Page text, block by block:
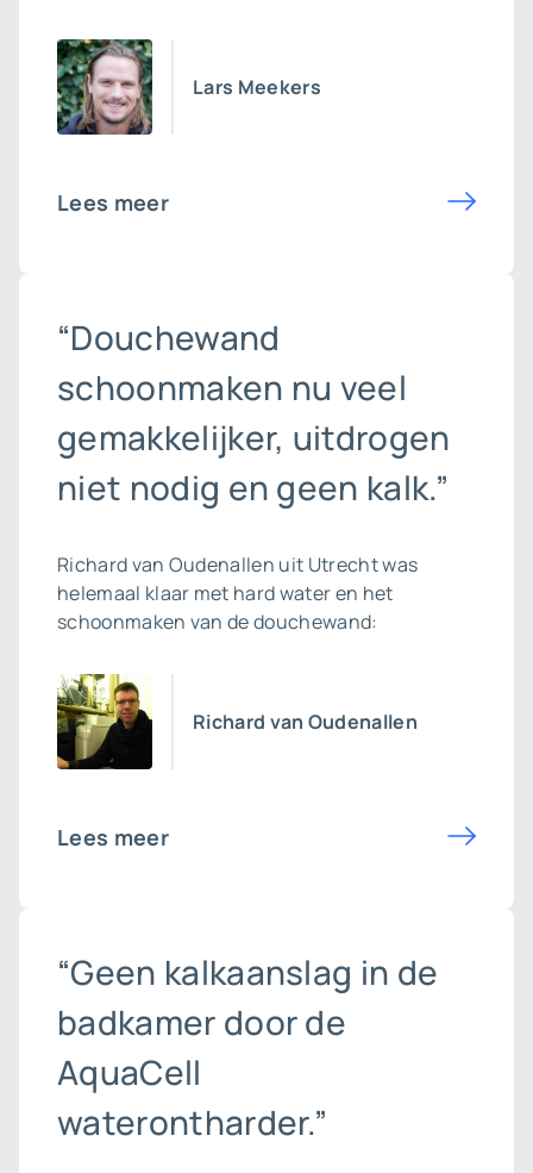
Lars Meekers
Lees meer
“Douchewand
schoonmaken nu veel
gemakkelijker, uitdrogen
niet nodig en geen kalk.”
Richard van Oudenallen uit Utrecht was
helemaal klaar met hard water en het
schoonmaken van de douchewand:
Richard van Oudenallen
Lees meer
“Geen kalkaanslag in de
badkamer door de
AquaCell
waterontharder.”